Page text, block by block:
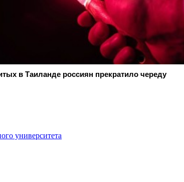
в Таиланде россиян прекратило череду
университета